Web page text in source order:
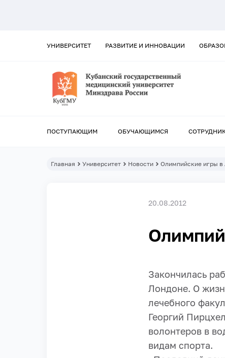
УНИВЕРСИТЕТ РАЗВИТИЕ И ИННОВАЦИИ
ПОСТУПАЮЩИМ ОБУЧАЮЩИМСЯ
Главная Университет Новости Олимпийские игры в
20.08.2012
Закончилась
Лондоне. О
лечебного
Георгий
волонтеров в
видам спорта.